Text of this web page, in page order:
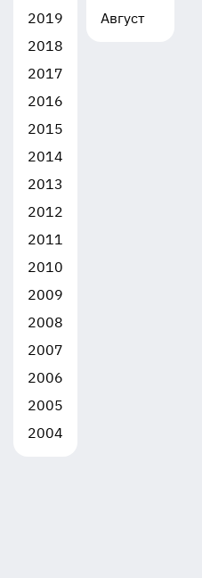
2019
2018
2017
2016
2015
2014
2013
2012
2011
2010
2009
2008
2007
2006
2005
2004
Август